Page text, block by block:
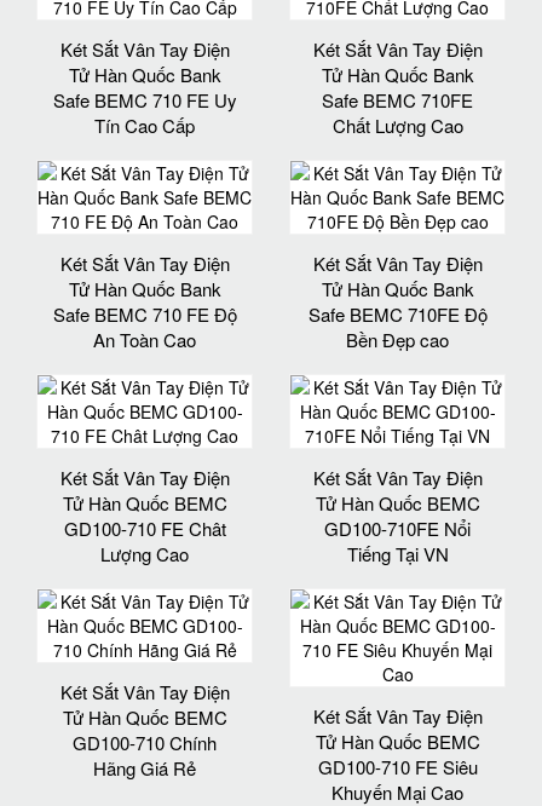
Két Sắt Vân Tay Điện
Tử Hàn Quốc Bank
Safe BEMC 710 FE Uy
Tín Cao Cấp
Két Sắt Vân Tay Điện
Tử Hàn Quốc Bank
Safe BEMC 710FE
Chất Lượng Cao
Két Sắt Vân Tay Điện
Tử Hàn Quốc Bank
Safe BEMC 710 FE Độ
An Toàn Cao
Két Sắt Vân Tay Điện
Tử Hàn Quốc Bank
Safe BEMC 710FE Độ
Bền Đẹp cao
Két Sắt Vân Tay Điện
Tử Hàn Quốc BEMC
GD100-710 FE Chât
Lượng Cao
Két Sắt Vân Tay Điện
Tử Hàn Quốc BEMC
GD100-710FE Nổi
Tiếng Tại VN
Két Sắt Vân Tay Điện
Tử Hàn Quốc BEMC
GD100-710 Chính
Hãng Giá Rẻ
Két Sắt Vân Tay Điện
Tử Hàn Quốc BEMC
GD100-710 FE Siêu
Khuyến Mại Cao